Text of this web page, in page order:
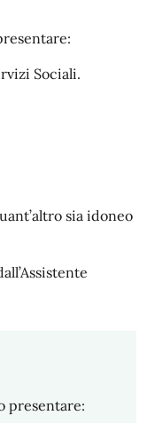
Sociali.
sia idoneo
presentare: